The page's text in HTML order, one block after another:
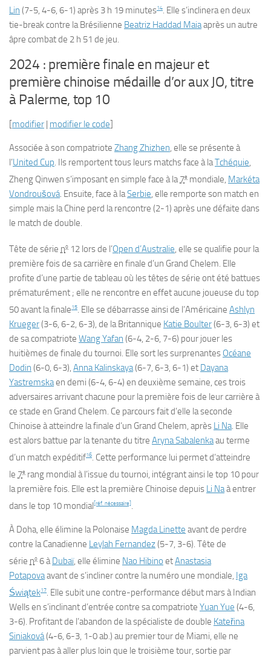
Lin (7-5, 4-6, 6-1) après 3 h 19 minutes14. Elle s’inclinera en deux
tie-break contre la Brésilienne Beatriz Haddad Maiaaprès un autre
âpre combat de 2 h 51 de jeu.
2024 : première finale en majeur et
première chinoise médaille d’or aux JO, titre
à Palerme, top 10
[modifier | modifier le code]
Associée à son compatriote Zhang Zhizhen, elle se présente à
l’United Cup. Ils remportent tous leurs matchs face à laTchéquie,
Zheng Qinwen s’imposant en simple face à la7e mondiale, Markéta
Vondroušová. Ensuite, face à laSerbie, elle remporte son match en
simple mais la Chine perd la rencontre (2-1) après une défaite dans
le match de double.
Tête de série no 12 lors de l’Open d’Australie, elle se qualifie pour la
première fois de sa carrière en finale d’un Grand Chelem. Elle
profite d’une partie de tableau où les têtes de série ont été battues
prématurément ; elle ne rencontre en effet aucune joueuse du top
50 avant la finale15. Elle se débarrasse ainsi de l’Américaine Ashlyn
Krueger(3-6, 6-2, 6-3), de la Britannique Katie Boulter(6-3, 6-3) et
de sa compatriote Wang Yafan (6-4, 2-6, 7-6) pour jouer les
huitièmes de finale du tournoi. Elle sort les surprenantes Océane
Dodin (6-0, 6-3), Anna Kalinskaya(6-7, 6-3, 6-1) et Dayana
Yastremskaen demi (6-4, 6-4) en deuxième semaine, ces trois
adversaires arrivant chacune pour la première fois de leur carrière à
ce stade en Grand Chelem. Ce parcours fait d’elle la seconde
Chinoise à atteindre la finale d’un Grand Chelem, après Li Na. Elle
est alors battue par la tenante du titre Aryna Sabalenkaau terme
d’un match expéditif16. Cette performance lui permet d’atteindre
le 7e rang mondial à l’issue du tournoi, intégrant ainsi le top 10 pour
la première fois. Elle est la première Chinoise depuis Li Naà entrer
dans le top 10 mondial[réf. nécessaire].
À Doha, elle élimine la Polonaise Magda Linette avant de perdre
contre la Canadienne Leylah Fernandez(5-7, 3-6). Tête de
série no 6 àDubaï, elle élimine Nao Hibino etAnastasia
Potapovaavant de s’incliner contre la numéro une mondiale, Iga
Świątek17. Elle subit une contre-performance début mars à Indian
Wells en s’inclinant d’entrée contre sa compatriote Yuan Yue (4-6,
3-6). Profitant de l’abandon de la spécialiste de double Kateřina
Siniaková(4-6, 6-3, 1-0 ab.) au premier tour de Miami, elle ne
parvient pas à aller plus loin que le troisième tour, sortie par